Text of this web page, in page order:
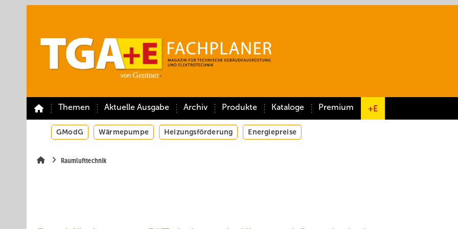
Themen Aktuelle Ausgabe Archiv Produkte Kataloge Premium +E
GModG Wärmepumpe Heizungsförderung Energiepreise
Raumlufttechnik